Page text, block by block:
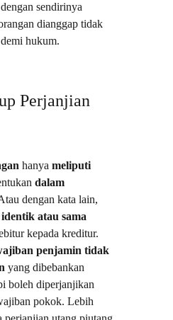
sendirinya
dianggap tidak
hukum.
Perjanjian
hanya meliputi
dalam
dengan kata lain,
identik atau sama
kepada kreditur.
penjamin tidak
yang dibebankan
boleh diperjanjikan
pokok. Lebih